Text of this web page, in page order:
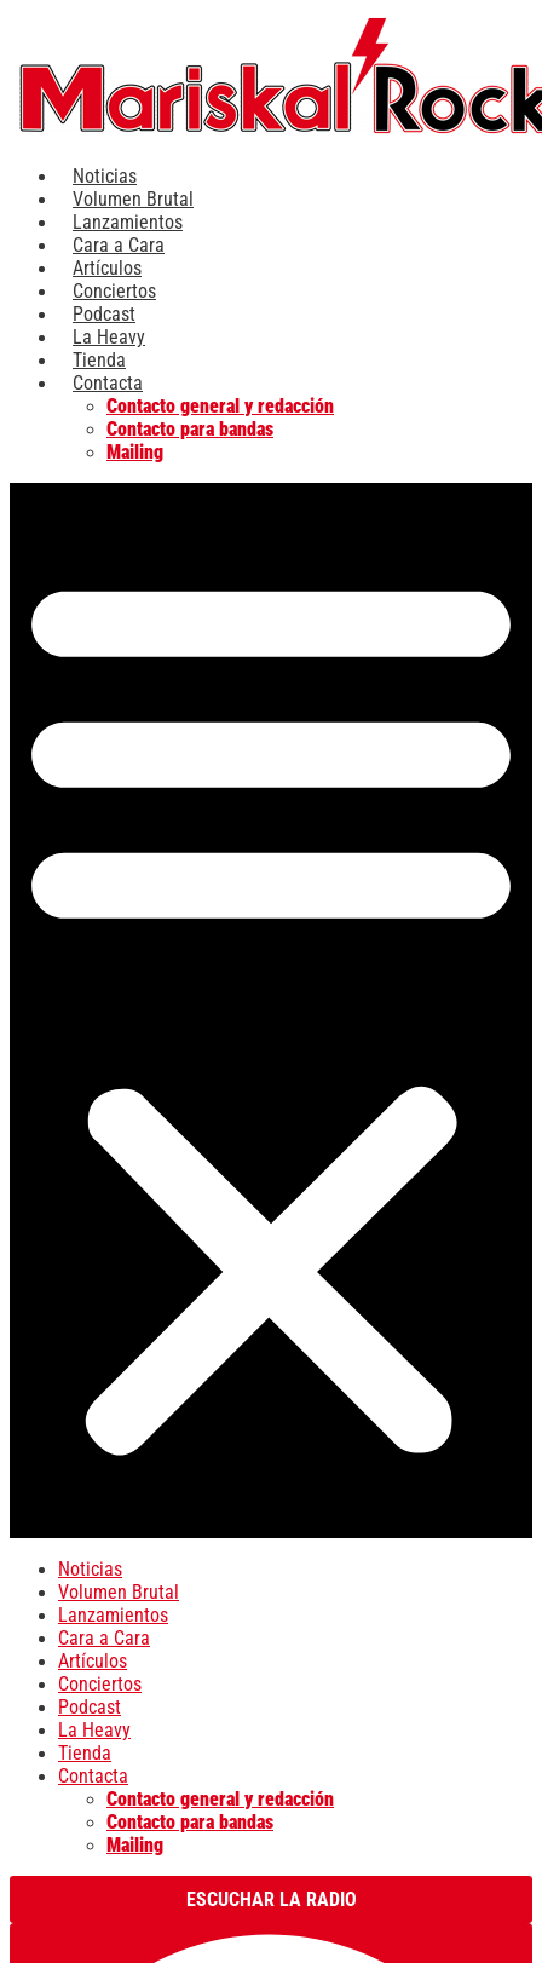
contenido
Noticias
Volumen Brutal
Lanzamientos
Cara a Cara
Artículos
Conciertos
Podcast
La Heavy
Tienda
Contacta
Contacto general y redacción
Contacto para bandas
Mailing
Noticias
Volumen Brutal
Lanzamientos
Cara a Cara
Artículos
Conciertos
Podcast
La Heavy
Tienda
Contacta
Contacto general y redacción
Contacto para bandas
Mailing
ESCUCHAR LA RADIO